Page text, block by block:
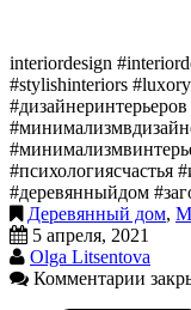
interiordesign
#stylishinteriors
#психологиясчастья
#деревянныйдом
Деревянный дом,
5 апреля, 2021
Olga Litsentova
Комментарии